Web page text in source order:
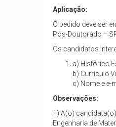
Aplicação:
O pedido deve ser
Pós-Doutorado –
Os candidatos
a) Histórico
b) Currículo
c) Nome e e-
Observações:
1) A(o)
Engenharia de